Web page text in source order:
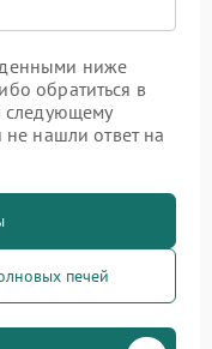
ниже
обратиться в
следующему
не нашли ответ на
печей